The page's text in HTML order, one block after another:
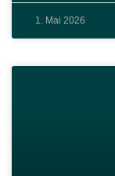
1. Mai 2026